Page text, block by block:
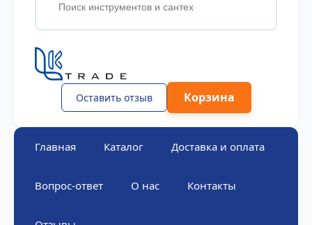
Оставить отзыв Корзина
Главная Каталог Доставка и оплата
Вопрос-ответ О нас Контакты